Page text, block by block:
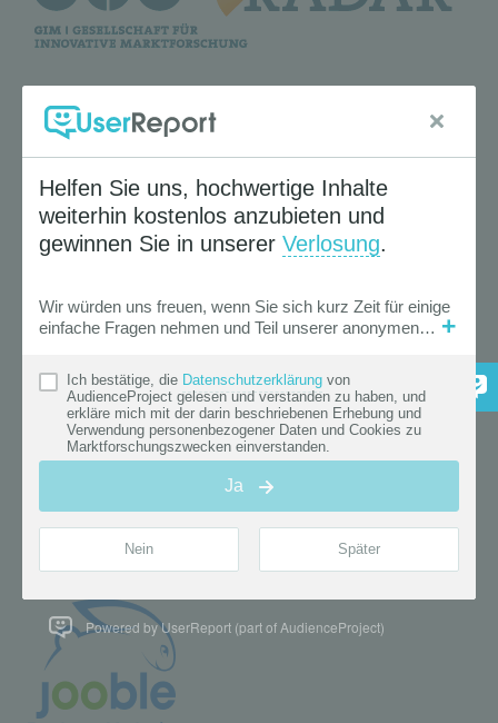
Powered by UserReport (part of AudienceProject)